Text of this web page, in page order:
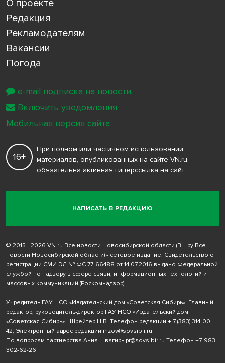
О проекте
Редакция
Рекламодателям
Вакансии
Погода
НАПИСАТЬ В РЕДАКЦИЮ
16+
При полном или частичном использовании
материалов, опубликованных на сайте VN.ru,
обязательна активная гиперссылка на сайт
© 2015 - 2026 VN.ru Все новости Новосибирской области (ВН.ру Все
новости Новосибирской области) - сетевое издание. Свидетельство о
регистрации СМИ ЭЛ № ФС 77-66488 от 14.07.2016 выдано Федеральной
службой по надзору в сфере связи, информационных технологий и
массовых коммуникаций (Роскомнадзор)
Учредитель ГАУ НСО «Издательский дом «Советская Сибирь». Главный
редактор, руководитель-директор ГАУ НСО «Издательский дом
«Советская Сибирь» - Шрейтер Н.В. Телефон редакции + 7 (383) 314-00-
42; Электронный адрес редакции inzov@sovsibir.ru
По вопросам партнерства Анна Швагирь pr@sovsibir.ru Телефон +7-983-
302-62-26
e-mail подписка на новости
Включить уведомления
Мобильная версия сайта